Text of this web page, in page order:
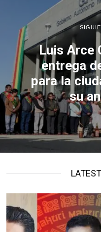
Luis Arce
entrega
para la
su